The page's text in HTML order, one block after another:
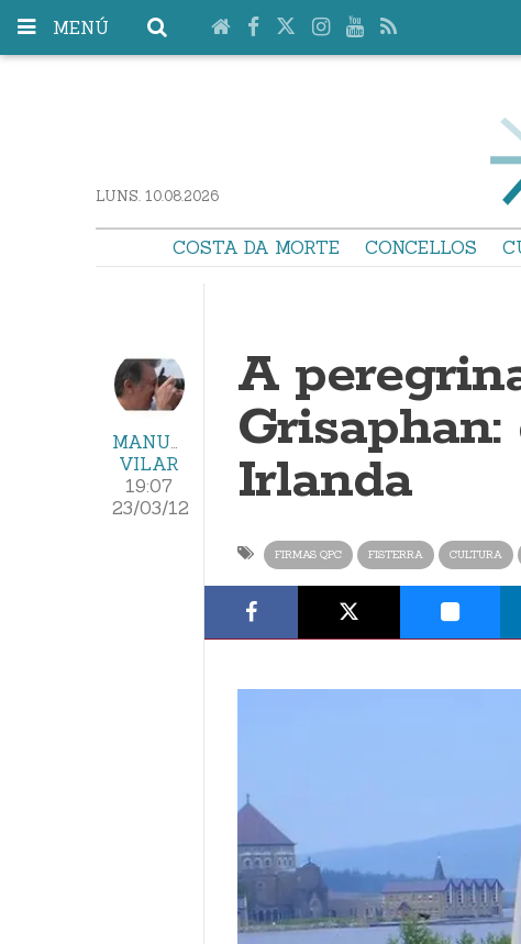
MENÚ
LUNS. 10.08.2026
COSTA DA MORTE CONCELLOS
MANUEL
VILAR
19:07
23/03/12
A
Irlanda
FIRMAS QPC FISTERRA CULTURA